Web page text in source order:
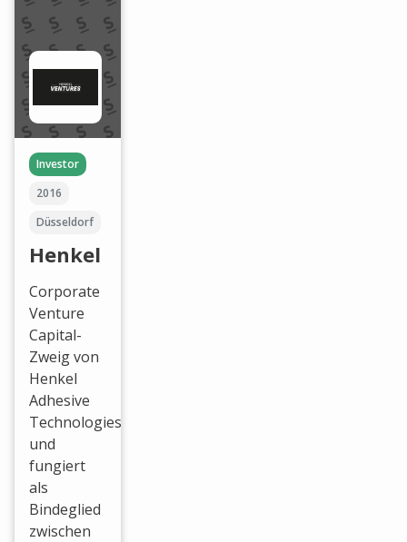
Investor
2016
Düsseldorf
Henkel
Corporate
Venture
Capital-
Zweig von
Henkel
Adhesive
Technologies
und
fungiert
als
Bindeglied
zwischen